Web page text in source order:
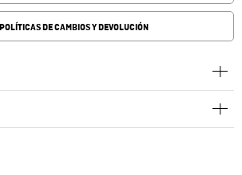
POLÍTICAS DE CAMBIOS Y DEVOLUCIÓN